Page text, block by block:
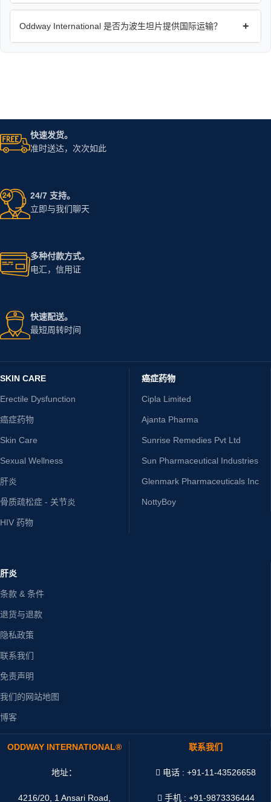
Oddway International 是否为波生坦片提供国际运输？ +
快速发货。
准时送达，次次如此
24/7 支持。
立即与我们聊天
多种付款方式。
电汇，信用证
快速配送。
最短周转时间
SKIN CARE
Erectile Dysfunction
癌症药物
Skin Care
Sexual Wellness
肝炎
骨质疏松症 - 关节炎
HIV 药物
癌症药物
Cipla Limited
Ajanta Pharma
Sunrise Remedies Pvt Ltd
Sun Pharmaceutical Industries
Glenmark Pharmaceuticals Inc
NottyBoy
肝炎
条款 & 条件
退货与退款
隐私政策
联系我们
免责声明
我们的网站地图
博客
ODDWAY INTERNATIONAL®
地址：
4216/20, 1 Ansari Road,
联系我们
电话 : +91-11-43526658
手机 : +91-9873336444